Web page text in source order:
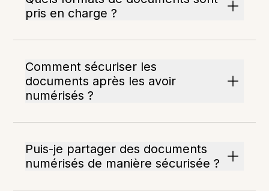
pris en charge ?
Comment sécuriser les
documents après les avoir
numérisés ?
Puis-je partager des documents
numérisés de manière sécurisée ?